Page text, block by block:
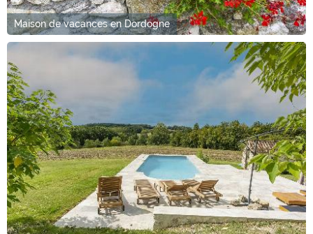
Maison de vacances en Dordogne